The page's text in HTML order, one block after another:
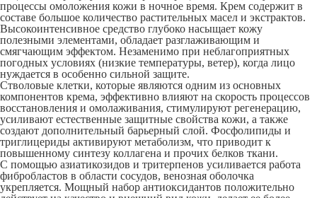
процессы омоложения кожи в ночное время. Крем cодержит в
составе большое количество растительных масел и экстрактов.
Высокоинтенсивное средство глубоко насыщает кожу
полезными элементами, обладает разглаживающим и
смягчающим эффектом. Незаменимо при неблагоприятных
погодных условиях (низкие температуры, ветер), когда лицо
нуждается в особенно сильной защите.
Стволовые клетки, которые являются одним из основных
компонентов крема, эффективно влияют на скорость процессов
восстановления и омолаживания, стимулируют регенерацию,
усиливают естественные защитные свойства кожи, а также
создают дополнительный барьерный слой. Фосфолипиды и
триглицериды активируют метаболизм, что приводит к
повышенному синтезу коллагена и прочих белков ткани.
С помощью азиатикозидов и тритерпенов усиливается работа
фибробластов в области сосудов, венозная оболочка
укрепляется. Мощный набор антиоксидантов положительно